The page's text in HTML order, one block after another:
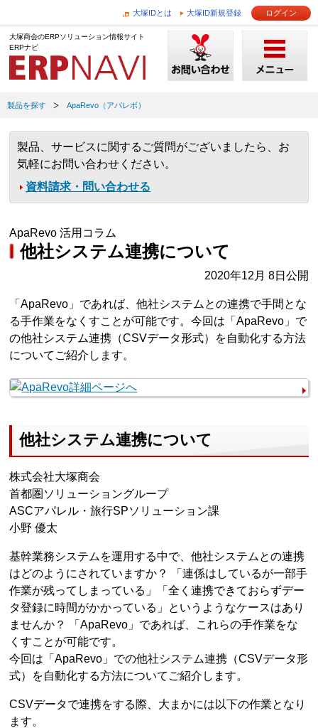
大塚IDとは 大塚ID新規登録 ログイン
大塚商会のERPソリューション情報サイト
ERPナビ
製品を探す ApaRevo（アパレボ）
製品、サービスに関するご質問がございましたら、お
気軽にお問い合わせください。
資料請求・問い合わせる
ApaRevo 活用コラム
他社システム連携について
2020年12月 8日公開
「ApaRevo」であれば、他社システムとの連携で手間とな
る手作業をなくすことが可能です。今回は「ApaRevo」で
の他社システム連携（CSVデータ形式）を自動化する方法
についてご紹介します。
他社システム連携について
株式会社大塚商会
首都圏ソリューショングループ
ASCアパレル・旅行SPソリューション課
小野 優太
基幹業務システムを運用する中で、他社システムとの連携
はどのようにされていますか？ 「連係はしているが一部手
作業が残ってしまっている」「全く連携できておらずデー
タ登録に時間がかかっている」というようなケースはあり
ませんか？ 「ApaRevo」であれば、これらの手作業をな
くすことが可能です。
今回は「ApaRevo」での他社システム連携（CSVデータ形
式）を自動化する方法についてご紹介します。
CSVデータで連携をする際、大まかには以下の作業となり
ます。